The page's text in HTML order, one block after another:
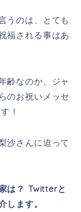
うのは、とても
福される事はあ
齢なのか、ジャ
のお祝いメッセ
！
沙さんに迫って
は？ Twitterと
します。